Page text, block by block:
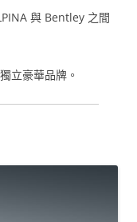
與 Bentley 之間
立豪華品牌。